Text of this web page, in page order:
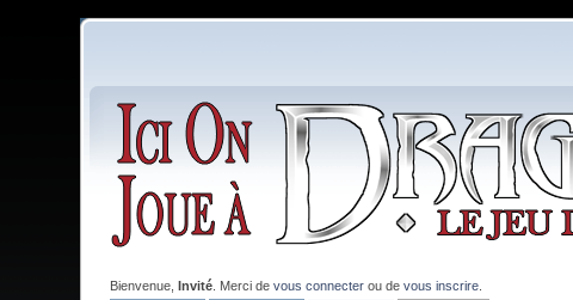
Bienvenue,Invité . Merci devous connecter ou devous inscrire